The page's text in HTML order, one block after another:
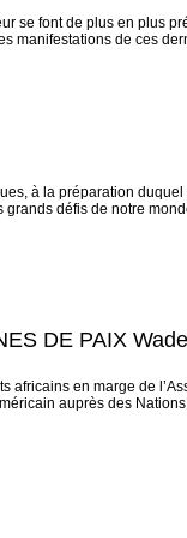
se font de plus en plus
manifestations de ces
à la préparation
défis de notre
DE PAIX
africains en marge de
auprès des